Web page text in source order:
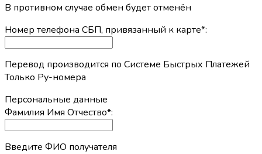
В противном случае обмен будет отменён
Номер телефона СБП, привязанный к карте*:
Перевод производится по Системе Быстрых Платежей
Только Ру-номера
Персональные данные
Фамилия Имя Отчество*:
Введите ФИО получателя